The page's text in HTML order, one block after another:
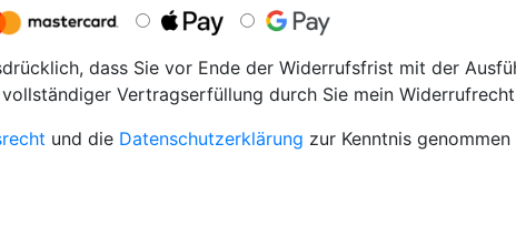
dass Sie vor Ende der Widerrufsfrist mit der
Vertragserfüllung durch Sie mein
und die Datenschutzerklärung zur Kenntnis genommen